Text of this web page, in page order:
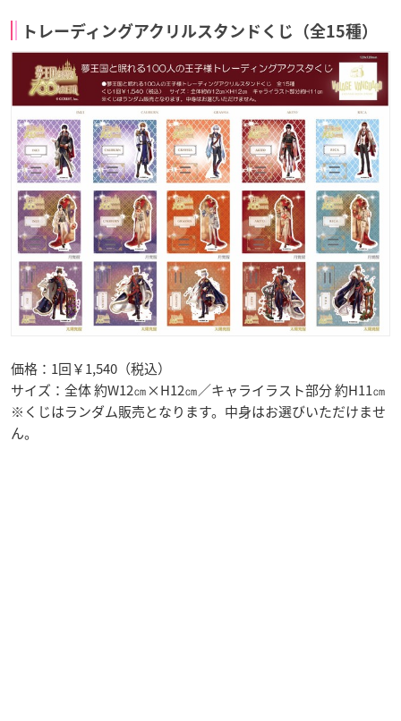
トレーディングアクリルスタンドくじ（全15種）
価格：1回￥1,540（税込）
サイズ：全体 約W12㎝×H12㎝／キャライラスト部分 約H11㎝
※くじはランダム販売となります。中身はお選びいただけませ
ん。